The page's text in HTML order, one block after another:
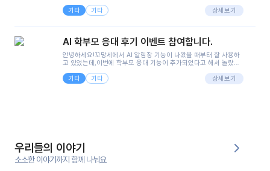
려니 어려울때가...^^(저만 그런거 아니죠 ㅜㅜ)꼬망봇의 장점은 지
피티나 제미나이는 몇세이고 여자인지 남자인지 등그래도 좀 기본
정보를 제공하면서 물어봐야할 때가 있어그때마다 정보를 입력하는
으셔서 고민이 됐는데ai 학부모 응대를 써볼 수 있어서 좋았어요!앞
면..)그리고 제가 신입 때 이게 있었더라면 ㅜㅜㅜㅜ?응대 팁이 정말
좋은거 같아요지금은 그래도 아이들이 잘 이해 되지만초임 때는 정
말 어려워서 항상다른 선생님들께 도움을 요청했었거든요..ㅠ*일지
쓸 때도 좀 도움이 되는 거 같아요!
기타 기타 상세보기
AI 학부모 응대 후기 이벤트 참여합니다.
안녕하세요!꼬망세에서 AI 알림장 기능이 나왔을 때부터 잘 사용하
고 있었는데,이번에 학부모 응대 기능이 추가되었다고 해서 놀랐습
님 응대에 더 많은 부담을 느끼고 있습니다 ㅠㅠ이번에 제가 원에서
겪은 일과 학부모님께 전달드렸던 내용을 함께 보시고,저와 비슷한
을 많이 하는데,꼬망봇 덕분에 고민하는 시간을 줄이고 학부모님을
안심시킬 수 있었습니다.이 부분은 꼬망봇이 추가로 알려준 응대 tip
입니다.학부모님께 전화를 드리기 전에, 내용을 숙지하여 좀 더 전문
성 있는 교사가 되어 대화를 나눌 수 있었습니다.꼬망세 AI학부모 응
기타 기타 상세보기
우리들의 이야기
소소한 이야기까지 함께 나눠요